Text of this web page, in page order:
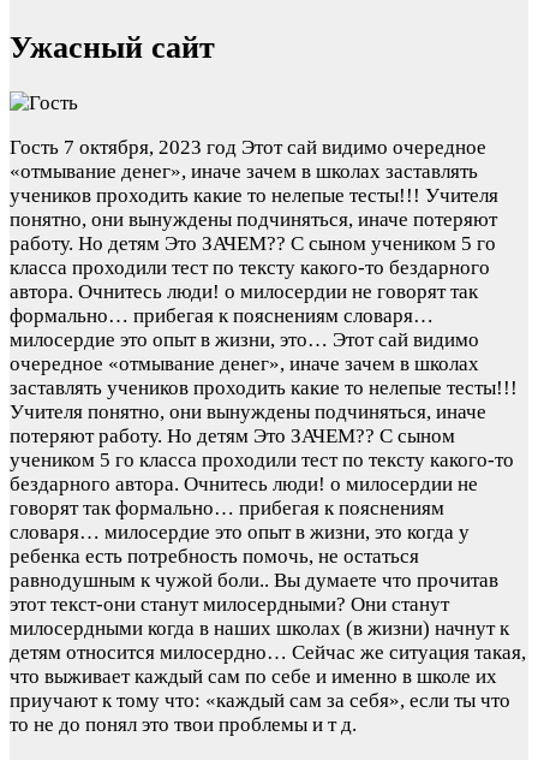
Ужасный сайт
Гость 7 октября, 2023 год Этот сай видимо очередное
«отмывание денег», иначе зачем в школах заставлять
учеников проходить какие то нелепые тесты!!! Учителя
понятно, они вынуждены подчиняться, иначе потеряют
работу. Но детям Это ЗАЧЕМ?? С сыном учеником 5 го
класса проходили тест по тексту какого-то бездарного
автора. Очнитесь люди! о милосердии не говорят так
формально… прибегая к пояснениям словаря…
милосердие это опыт в жизни, это… Этот сай видимо
очередное «отмывание денег», иначе зачем в школах
заставлять учеников проходить какие то нелепые тесты!!!
Учителя понятно, они вынуждены подчиняться, иначе
потеряют работу. Но детям Это ЗАЧЕМ?? С сыном
учеником 5 го класса проходили тест по тексту какого-то
бездарного автора. Очнитесь люди! о милосердии не
говорят так формально… прибегая к пояснениям
словаря… милосердие это опыт в жизни, это когда у
ребенка есть потребность помочь, не остаться
равнодушным к чужой боли.. Вы думаете что прочитав
этот текст-они станут милосердными? Они станут
милосердными когда в наших школах (в жизни) начнут к
детям относится милосердно… Сейчас же ситуация такая,
что выживает каждый сам по себе и именно в школе их
приучают к тому что: «каждый сам за себя», если ты что
то не до понял это твои проблемы и т д.